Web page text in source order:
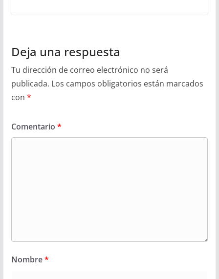
Deja una respuesta
Tu dirección de correo electrónico no será
publicada. Los campos obligatorios están marcados
con *
Comentario *
Nombre*